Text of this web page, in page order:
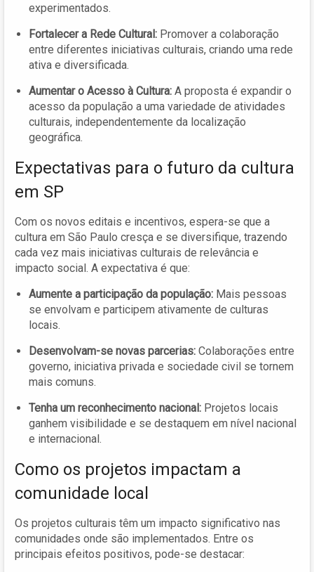
experimentados.
Fortalecer a Rede Cultural: Promover a colaboração
entre diferentes iniciativas culturais, criando uma rede
ativa e diversificada.
Aumentar o Acesso à Cultura: A proposta é expandir o
acesso da população a uma variedade de atividades
culturais, independentemente da localização
geográfica.
Expectativas para o futuro da cultura
em SP
Com os novos editais e incentivos, espera-se que a
cultura em São Paulo cresça e se diversifique, trazendo
cada vez mais iniciativas culturais de relevância e
impacto social. A expectativa é que:
Aumente a participação da população: Mais pessoas
se envolvam e participem ativamente de culturas
locais.
Desenvolvam-se novas parcerias: Colaborações entre
governo, iniciativa privada e sociedade civil se tornem
mais comuns.
Tenha um reconhecimento nacional: Projetos locais
ganhem visibilidade e se destaquem em nível nacional
e internacional.
Como os projetos impactam a
comunidade local
Os projetos culturais têm um impacto significativo nas
comunidades onde são implementados. Entre os
principais efeitos positivos, pode-se destacar: